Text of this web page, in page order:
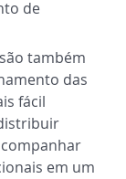
de
também
das
fácil
em um